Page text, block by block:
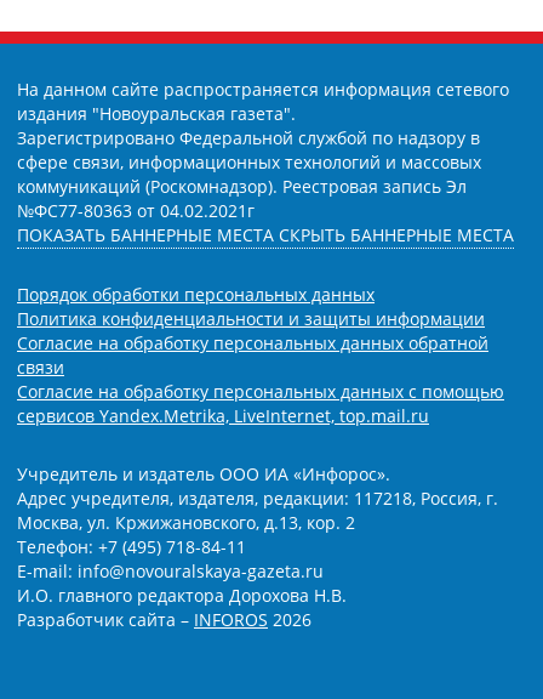
На данном сайте распространяется информация сетевого
издания "Новоуральская газета".
Зарегистрировано Федеральной службой по надзору в
сфере связи, информационных технологий и массовых
коммуникаций (Роскомнадзор). Реестровая запись Эл
№ФС77-80363 от 04.02.2021г
ПОКАЗАТЬ БАННЕРНЫЕ МЕСТА СКРЫТЬ БАННЕРНЫЕ МЕСТА
Порядок обработки персональных данных
Политика конфиденциальности и защиты информации
Согласие на обработку персональных данных обратной
связи
Согласие на обработку персональных данных с помощью
сервисов Yandex.Metrika, LiveInternet, top.mail.ru
Учредитель и издатель ООО ИА «Инфорос».
Адрес учредителя, издателя, редакции: 117218, Россия, г.
Москва, ул. Кржижановского, д.13, кор. 2
Телефон: +7 (495) 718-84-11
E-mail: info@novouralskaya-gazeta.ru
И.О. главного редактора Дорохова Н.В.
Разработчик сайта – INFOROS 2026